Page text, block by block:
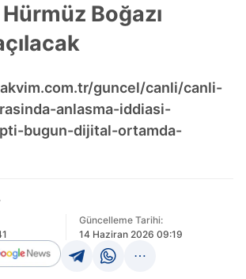
Boğazı
guncel/canli/canli-
anlasma-iddiasi-
bugun-dijital-ortamda-
Güncelleme Tarihi:
14 Haziran 2026 09:19